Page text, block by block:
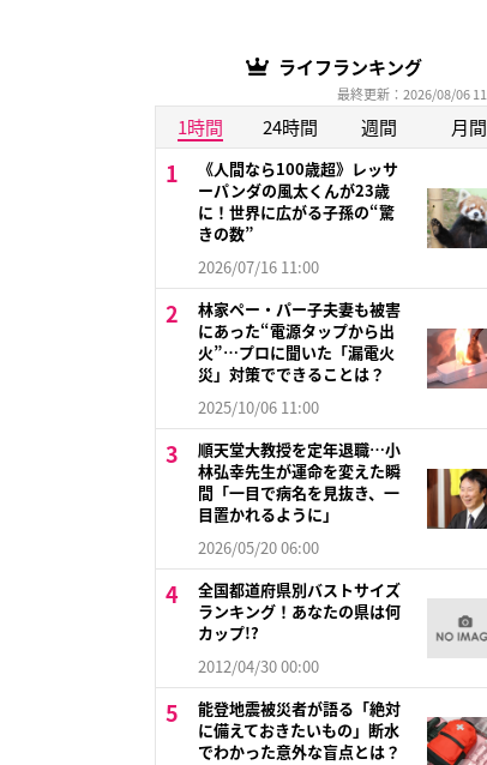
ライフランキング
最終更新：2026/08/06
1時間 24時間 週間 月間
《人間なら100歳超》レッサ
ーパンダの風太くんが23歳
に！世界に広がる子孫の“驚
きの数”
2026/07/16 11:00
林家ペー・パー子夫妻も被害
にあった“電源タップから出
火”…プロに聞いた「漏電火
災」対策でできることは？
2025/10/06 11:00
順天堂大教授を定年退職…小
林弘幸先生が運命を変えた瞬
間「一目で病名を見抜き、一
目置かれるように」
2026/05/20 06:00
全国都道府県別バストサイズ
ランキング！あなたの県は何
カップ!?
2012/04/30 00:00
能登地震被災者が語る「絶対
に備えておきたいもの」断水
でわかった意外な盲点とは？